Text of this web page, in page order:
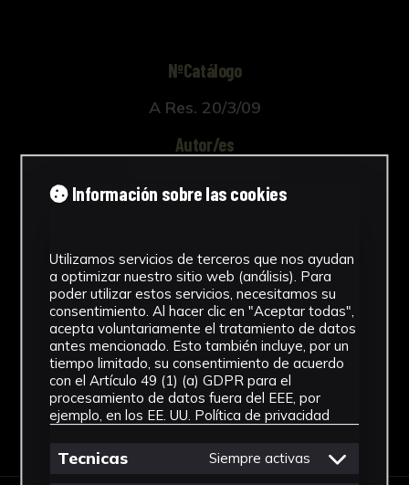
NºCatálogo
A Res. 20/3/09
Autor/es
SF
Fondo
Sin fondo
Descargar Ficha
Información sobre las cookies
Utilizamos servicios de terceros que nos ayudan
a optimizar nuestro sitio web (análisis). Para
poder utilizar estos servicios, necesitamos su
consentimiento. Al hacer clic en "Aceptar todas",
acepta voluntariamente el tratamiento de datos
antes mencionado. Esto también incluye, por un
tiempo limitado, su consentimiento de acuerdo
con el Artículo 49 (1) (a) GDPR para el
procesamiento de datos fuera del EEE, por
ejemplo, en los EE. UU. Política de privacidad
Tecnicas Siempre activas